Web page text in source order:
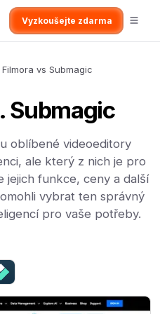
Vyzkoušejte zdarma
Filmora vs Submagic
Submagic
oblíbené videoeditory
ale který z nich je pro
jejich funkce, ceny a další
vybrat ten správný
pro vaše potřeby.